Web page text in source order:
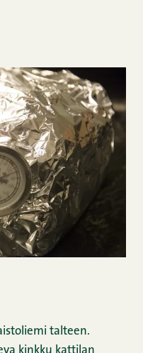
talteen.
kinkku kattilan